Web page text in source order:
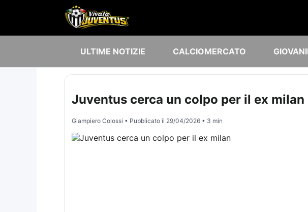
ULTIME NOTIZIE CALCIOMERCATO
Juventus cerca un colpo per il ex milan
Giampiero Colossi • Pubblicato il 29/04/2026• 3 min